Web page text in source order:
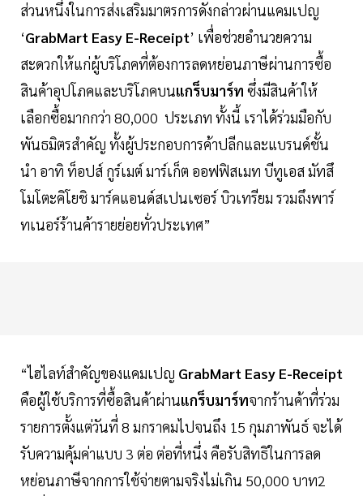
ส่วนหนึ่งในการส่งเสริมมาตรการดังกล่าวผ่านแคมเปญ
‘GrabMart Easy E-Receipt’ เพื่อช่วยอำนวยความ
สะดวกให้แก่ผู้บริโภคที่ต้องการลดหย่อนภาษีผ่านการซื้อ
สินค้าอุปโภคและบริโภคบนแกร็บมาร์ท ซึ่งมีสินค้าให้
เลือกซื้อมากกว่า 80,000 ประเภท ทั้งนี้ เราได้ร่วมมือกับ
พันธมิตรสำคัญ ทั้งผู้ประกอบการค้าปลีกและแบรนด์ชั้น
นำ อาทิ ท็อปส์ กูร์เมต์ มาร์เก็ต ออฟฟิสเมท บีทูเอส มัทสึ
โมโตะคิโยชิ มาร์คแอนด์สเปนเซอร์ บิวเทรียม รวมถึงพาร์
ทเนอร์ร้านค้ารายย่อยทั่วประเทศ”
“ไฮไลท์สำคัญของแคมเปญ GrabMart Easy E-Receipt
คือผู้ใช้บริการที่ซื้อสินค้าผ่านแกร็บมาร์ทจากร้านค้าที่ร่วม
รายการตั้งแต่วันที่ 8 มกราคมไปจนถึง 15 กุมภาพันธ์ จะได้
รับความคุ้มค่าแบบ 3 ต่อ ต่อที่หนึ่ง คือรับสิทธิในการลด
หย่อนภาษีจากการใช้จ่ายตามจริงไม่เกิน 50,000 บาท2